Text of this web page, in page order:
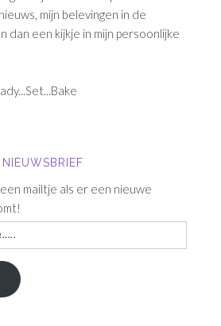
mijn belevingen in de
dan een kijkje in mijn persoonlijke
NIEUWSBRIEF
mailtje als er een nieuwe